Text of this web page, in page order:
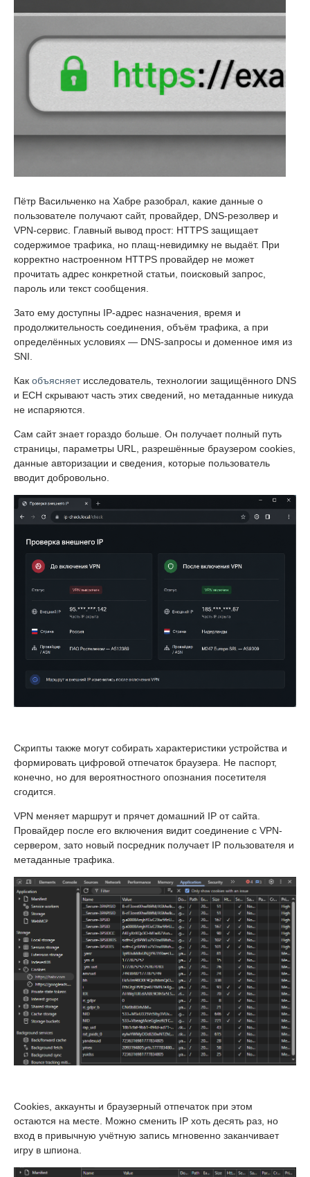
Пётр Васильченко на Хабре разобрал, какие данные о
пользователе получают сайт, провайдер, DNS-резолвер и
VPN-сервис. Главный вывод прост: HTTPS защищает
содержимое трафика, но плащ-невидимку не выдаёт. При
корректно настроенном HTTPS провайдер не может
прочитать адрес конкретной статьи, поисковый запрос,
пароль или текст сообщения.
Зато ему доступны IP-адрес назначения, время и
продолжительность соединения, объём трафика, а при
определённых условиях — DNS-запросы и доменное имя из
SNI.
Как объясняетисследователь, технологии защищённого DNS
и ECH скрывают часть этих сведений, но метаданные никуда
не испаряются.
Сам сайт знает гораздо больше. Он получает полный путь
страницы, параметры URL, разрешённые браузером cookies,
данные авторизации и сведения, которые пользователь
вводит добровольно.
Скрипты также могут собирать характеристики устройства и
формировать цифровой отпечаток браузера. Не паспорт,
конечно, но для вероятностного опознания посетителя
сгодится.
VPN меняет маршрут и прячет домашний IP от сайта.
Провайдер после его включения видит соединение с VPN-
сервером, зато новый посредник получает IP пользователя и
метаданные трафика.
Cookies, аккаунты и браузерный отпечаток при этом
остаются на месте. Можно сменить IP хоть десять раз, но
вход в привычную учётную запись мгновенно заканчивает
игру в шпиона.